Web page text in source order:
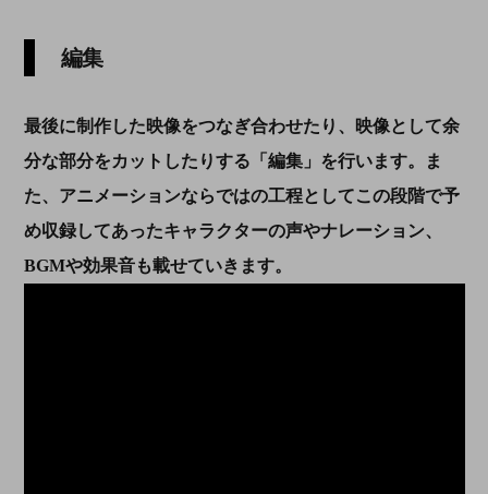
編集
最後に制作した映像をつなぎ合わせたり、映像として余
分な部分をカットしたりする「編集」を行います。ま
た、アニメーションならではの工程としてこの段階で予
め収録してあったキャラクターの声やナレーション、
BGMや効果音も載せていきます。